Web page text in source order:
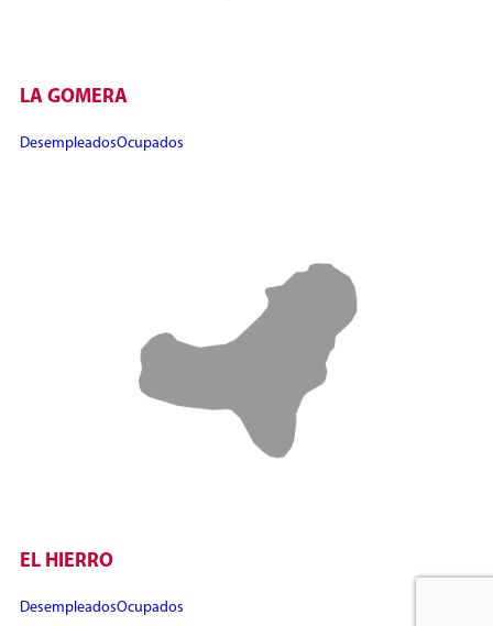
LA GOMERA
DesempleadosOcupados
EL HIERRO
DesempleadosOcupados